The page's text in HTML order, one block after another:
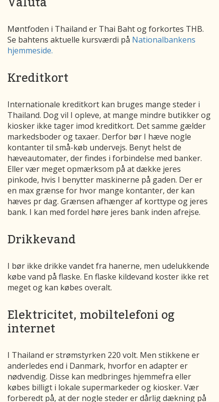
Møntfoden i Thailand er Thai Baht og forkortes THB.
Se bahtens aktuelle kursværdi på Nationalbankens
hjemmeside.
Kreditkort
Internationale kreditkort kan bruges mange steder i
Thailand. Dog vil I opleve, at mange mindre butikker og
kiosker ikke tager imod kreditkort. Det samme gælder
markedsboder og taxaer. Derfor bør I hæve nogle
kontanter til små-køb undervejs. Benyt helst de
hæveautomater, der findes i forbindelse med banker.
Eller vær meget opmærksom på at dække jeres
pinkode, hvis I benytter maskinerne på gaden. Der er
en max grænse for hvor mange kontanter, der kan
hæves pr dag. Grænsen afhænger af korttype og jeres
bank. I kan med fordel høre jeres bank inden afrejse.
Drikkevand
I bør ikke drikke vandet fra hanerne, men udelukkende
købe vand på flaske. En flaske kildevand koster ikke ret
meget og kan købes overalt.
Elektricitet, mobiltelefoni og
internet
I Thailand er strømstyrken 220 volt. Men stikkene er
anderledes end i Danmark, hvorfor en adapter er
nødvendig. Disse kan medbringes hjemmefra eller
købes billigt i lokale supermarkeder og kiosker. Vær
forberedt på, at der nogle steder er dårlig dækning på